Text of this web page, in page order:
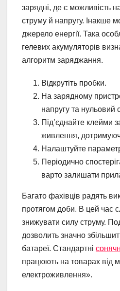
зарядні, де є можливість
струму й напругу. Інакше
джерело енергії. Така
гелевих акумуляторів
алгоритм заряджання.
Відкрутіть пробки.
На зарядному
напругу та нульовий
Під’єднайте клейми
живлення,
Налаштуйте
Періодично
варто залишати
Багато фахівців радять
протягом доби. В цей час
знижувати силу струму.
дозволить значно
батареї. Стандартні
працюють на товарах від
електроживлення».